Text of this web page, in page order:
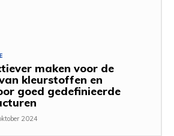
maken voor de
kleurstoffen en
goed gedefinieerde
2024